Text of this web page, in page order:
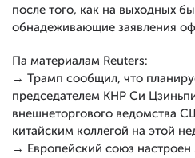
после того, как на выходных
обнадеживающие заявления
Па материалам Reuters:
→ Трамп сообщил, что
председателем КНР Си
внешнеторгового ведомства
китайским коллегой на этой
→ Европейский союз